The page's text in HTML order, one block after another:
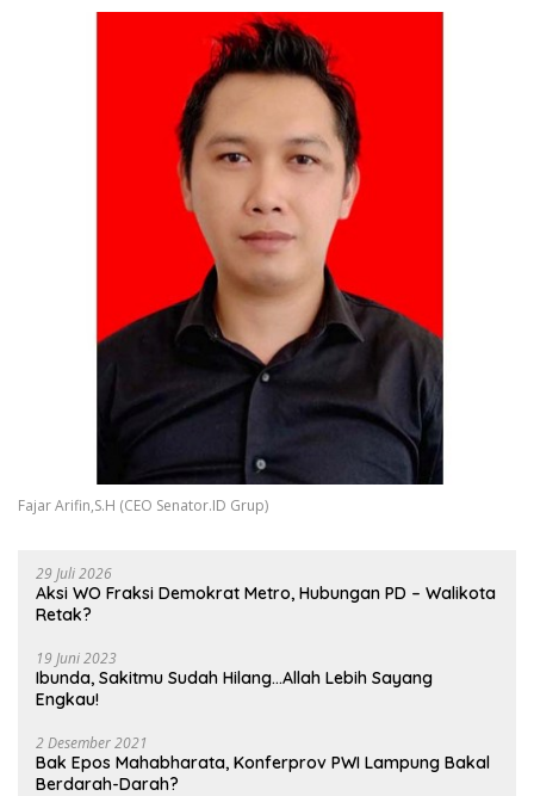
Fajar Arifin,S.H (CEO Senator.ID Grup)
29 Juli 2026
Aksi WO Fraksi Demokrat Metro, Hubungan PD – Walikota
Retak?
19 Juni 2023
Ibunda, Sakitmu Sudah Hilang…Allah Lebih Sayang
Engkau!
2 Desember 2021
Bak Epos Mahabharata, Konferprov PWI Lampung Bakal
Berdarah-Darah?